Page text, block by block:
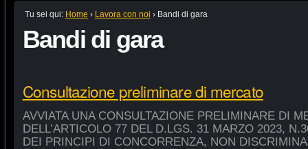
Tu sei qui: Home › Lavora con noi › Bandi di gara
Bandi di gara
Consultazione preliminare di mercato
AVVIATA UNA CONSULTAZIONE PRELIMINARE DI
DELL’ARTICOLO 77 DEL D.LGS. 31 MARZO 2023,
DEI PRINCIPI DI CONCORRENZA, NON